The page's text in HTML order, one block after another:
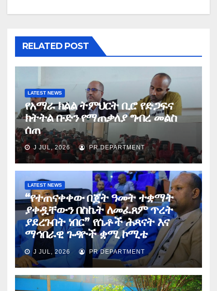
RELATED POST
LATEST NEWS
የአማራ ክልል ትምህርት ቢሮ የድጋፍና
ክትትል ቡድን የማጠቃለያ ግብረ መልስ
ሰጠ
J JUL, 2026 PR DEPARTMENT
LATEST NEWS
“የተጠናቀቀው በጀት ዓመት ተቋማት
ያቀዷቸውን በስኬት ለመፈጸም ጥረት
ያደረጉበት ነበር” የሴቶች ሕጻናት እና
ማኅበራዊ ጉዳዮች ቋሚ ኮሚቴ
J JUL, 2026 PR DEPARTMENT